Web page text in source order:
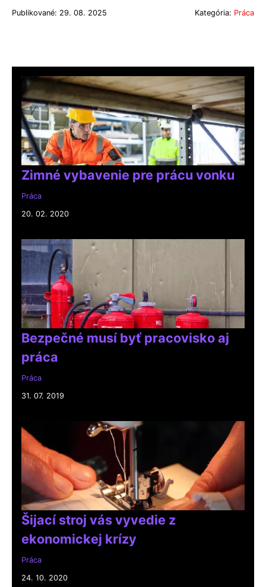
Publikované: 29. 08. 2025 Kategória: Práca
Zimné vybavenie pre prácu vonku
Práca
20. 02. 2020
Bezpečné musí byť pracovisko aj
práca
Práca
31. 07. 2019
Šijací stroj vás vyvedie z
ekonomickej krízy
Práca
24. 10. 2020